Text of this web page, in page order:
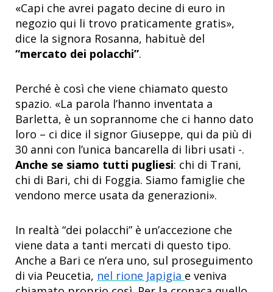
«Capi che avrei pagato decine di euro in
negozio qui li trovo praticamente gratis»,
dice la signora Rosanna, habituè del
“mercato dei polacchi”.
Perché è così che viene chiamato questo
spazio. «La parola l’hanno inventata a
Barletta, è un soprannome che ci hanno dato
loro – ci dice il signor Giuseppe, qui da più di
30 anni con l’unica bancarella di libri usati -.
Anche se siamo tutti pugliesi: chi di Trani,
chi di Bari, chi di Foggia. Siamo famiglie che
vendono merce usata da generazioni».
In realtà “dei polacchi” è un’accezione che
viene data a tanti mercati di questo tipo.
Anche a Bari ce n’era uno, sul proseguimento
di via Peucetia, nel rione Japigia e veniva